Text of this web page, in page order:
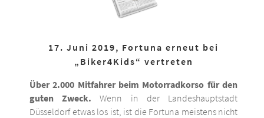
17. Juni 2019, Fortuna erneut bei
„Biker4Kids“ vertreten
Über 2.000 Mitfahrer beim Motorradkorso für den
guten Zweck. Wenn in der Landeshauptstadt
Düsseldorf etwas los ist, ist die Fortuna meistens nicht